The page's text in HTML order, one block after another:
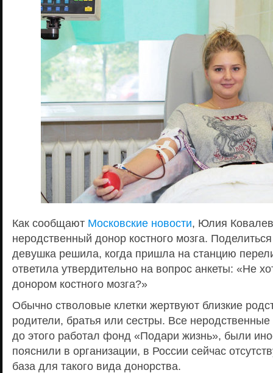
Как сообщают Московские новости, Юлия
неродственный донор костного мозга.
девушка решила, когда пришла на станцию
ответила утвердительно на вопрос анкеты: «Не
донором костного мозга?»
Обычно стволовые клетки жертвуют близкие
родители, братья или сестры. Все
до этого работал фонд «Подари жизнь», были
пояснили в организации, в России сейчас
база для такого вида донорства.